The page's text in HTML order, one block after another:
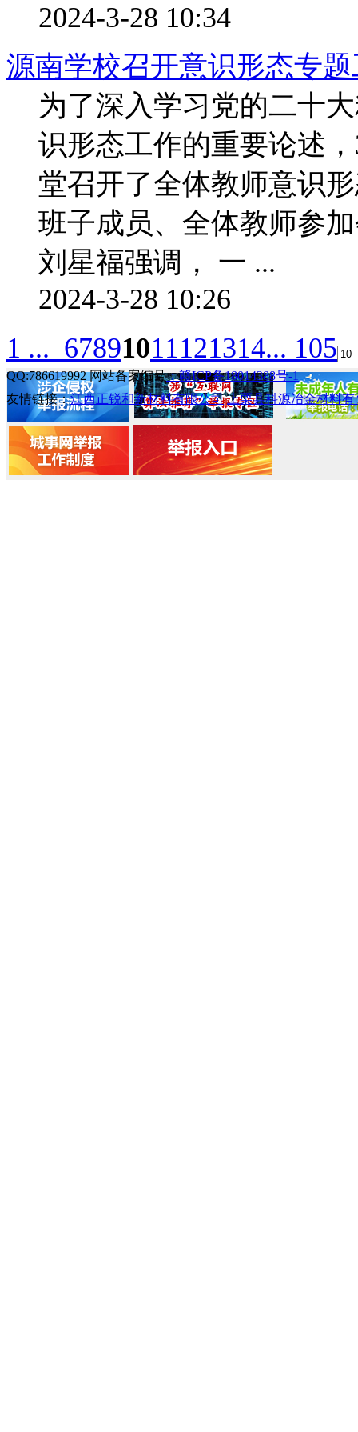
2024-3-28 10:34
源南学校召开意识形态专
为了深入学习党的二十
识形态工作的重要论述
堂召开了全体教师意识
班子成员、全体教师参
刘星福强调， 一 ...
2024-3-28 10:26
1 ... 67891011121314... 105
QQ:786619992 网站备案编号：赣ICP备18014388号-1
友情链接：江西正锐和新材料有限公司 上栗县科源冶金材料有